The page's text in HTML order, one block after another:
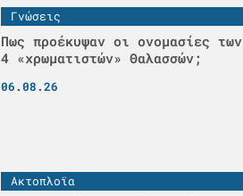
Γνώσεις
Πως προέκυψαν οι ονομασίες των
4 «χρωματιστών» Θαλασσών;
06.08.26
Ακτοπλοϊα